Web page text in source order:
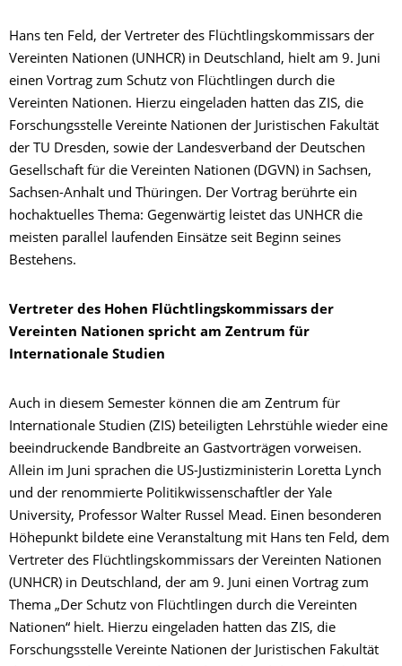
Hans ten Feld, der Vertreter des Flüchtlingskommissars der
Vereinten Nationen (UNHCR) in Deutschland, hielt am 9. Juni
einen Vortrag zum Schutz von Flüchtlingen durch die
Vereinten Nationen. Hierzu eingeladen hatten das ZIS, die
Forschungsstelle Vereinte Nationen der Juristischen Fakultät
der TU Dresden, sowie der Landesverband der Deutschen
Gesellschaft für die Vereinten Nationen (DGVN) in Sachsen,
Sachsen-Anhalt und Thüringen. Der Vortrag berührte ein
hochaktuelles Thema: Gegenwärtig leistet das UNHCR die
meisten parallel laufenden Einsätze seit Beginn seines
Bestehens.
Vertreter des Hohen Flüchtlingskommissars der
Vereinten Nationen spricht am Zentrum für
Internationale Studien
Auch in diesem Semester können die am Zentrum für
Internationale Studien (ZIS) beteiligten Lehrstühle wieder eine
beeindruckende Bandbreite an Gastvorträgen vorweisen.
Allein im Juni sprachen die US-Justizministerin Loretta Lynch
und der renommierte Politikwissenschaftler der Yale
University, Professor Walter Russel Mead. Einen besonderen
Höhepunkt bildete eine Veranstaltung mit Hans ten Feld, dem
Vertreter des Flüchtlingskommissars der Vereinten Nationen
(UNHCR) in Deutschland, der am 9. Juni einen Vortrag zum
Thema „Der Schutz von Flüchtlingen durch die Vereinten
Nationen“ hielt. Hierzu eingeladen hatten das ZIS, die
Forschungsstelle Vereinte Nationen der Juristischen Fakultät